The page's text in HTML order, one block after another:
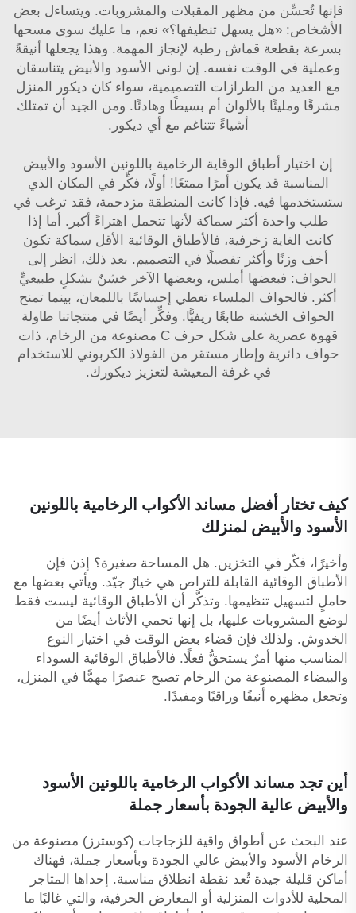
فإنها تُحسِّن من مظهر المقبلات والمشروبات. ويتساءل بعض
الأشخاص: «هل يسهل تنظيفها؟» نعم، ما عليك سوى مسحها
بسرعة بقطعة قماش رطبة لإنجاز المهمة. وهذا يجعلها أنيقةً
وعملية في الوقت نفسه. إن لوني الأسود والأبيض يتناسقان
مع العديد من الطرازات التصميمية، سواء كان ديكور المنزل
مشرقًا ومليئًا بالألوان أم بسيطًا وهادئًا. ومن الجيد أن تمتلك
أشياءً تتناغم مع أي ديكور.
إن اختيار أطباق الوقاية الرخامية باللونين الأسود والأبيض
المناسبة قد يكون أمرًا ممتعًا! أولًا، فكِّر في المكان الذي
ستستخدمها فيه. فإذا كانت المنطقة مزدحمة، فقد ترغب في
طلب واحدة أكثر سماكة لأنها تتحمل اهتراءً أكبر. أما إذا
كانت الغاية زخرفية، فالأطباق الوقائية الأقل سماكة تكون
أخف وزنًا وأكثر تفصيلًا في التصميم. بعد ذلك، انظر إلى
الحواف: فبعضها أملس، وبعضها الآخر خشنٌ بشكلٍ طبيعيٍّ
أكثر. فالحواف الملساء تعطي إحساسًا باللمعان، بينما تمنح
الحواف الخشنة طابعًا ريفيًّا. وفكِّر أيضًا في منتجاتنا طاولة
قهوة عصرية على شكل حرف C مصنوعة من الرخام، ذات
حواف دائرية وإطار مستقر من الفولاذ الكربوني للاستخدام
في غرفة المعيشة لتعزيز ديكورك.
كيف تختار أفضل مساند الأكواب الرخامية باللونين
الأسود والأبيض لمنزلك
وأخيرًا، فكّر في التخزين. هل المساحة صغيرة؟ إذن فإن
الأطباق الوقائية القابلة للتراص هي خيارٌ جيّد. ويأتي بعضها مع
حاملٍ لتسهيل تنظيمها. وتذكَّر أن الأطباق الوقائية ليست فقط
لوضع المشروبات عليها، بل إنها تحمي الأثاث أيضًا من
الخدوش. ولذلك فإن قضاء بعض الوقت في اختيار النوع
المناسب منها أمرٌ يستحقُّ فعلًا. فالأطباق الوقائية السوداء
والبيضاء المصنوعة من الرخام تصبح عنصرًا مهمًّا في المنزل،
وتجعل مظهره أنيقًا وراقيًا ومفيدًا.
أين تجد مساند الأكواب الرخامية باللونين الأسود
والأبيض عالية الجودة بأسعار جملة
عند البحث عن أطواق واقية للزجاجات (كوسترز) مصنوعة من
الرخام الأسود والأبيض عالي الجودة وبأسعار جملة، فهناك
أماكن قليلة جيدة تُعد نقطة انطلاق مناسبة. إحداها المتاجر
المحلية للأدوات المنزلية أو المعارض الحرفية، والتي غالبًا ما